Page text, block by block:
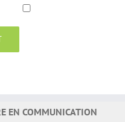
EN COMMUNICATION